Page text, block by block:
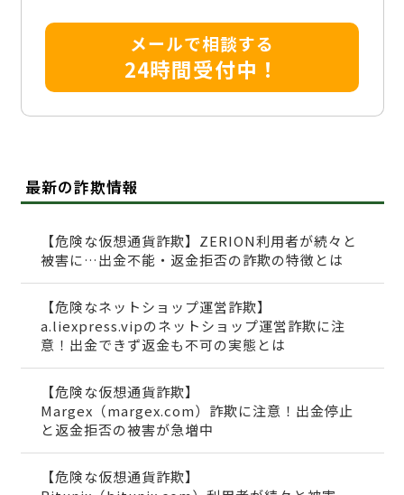
メールで相談する
24時間受付中！
最新の詐欺情報
【危険な仮想通貨詐欺】ZERION利用者が続々と
被害に…出金不能・返金拒否の詐欺の特徴とは
【危険なネットショップ運営詐欺】
a.liexpress.vipのネットショップ運営詐欺に注
意！出金できず返金も不可の実態とは
【危険な仮想通貨詐欺】
Margex（margex.com）詐欺に注意！出金停止
と返金拒否の被害が急増中
【危険な仮想通貨詐欺】